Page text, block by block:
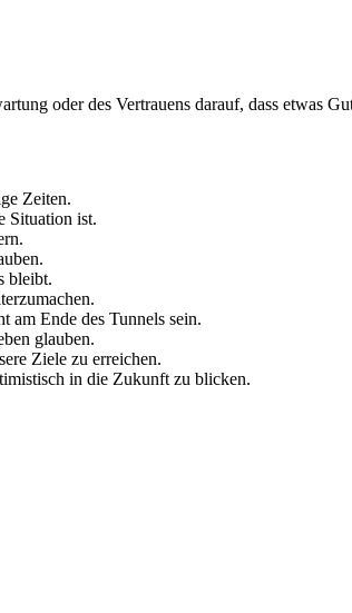
oder des Vertrauens darauf, dass etwas
Zeiten.
Situation ist.
bleibt.
am Ende des Tunnels sein.
glauben.
Ziele zu erreichen.
in die Zukunft zu blicken.